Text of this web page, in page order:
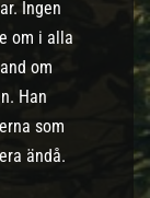
Ingen
om i alla
om
Han
som
ändå.